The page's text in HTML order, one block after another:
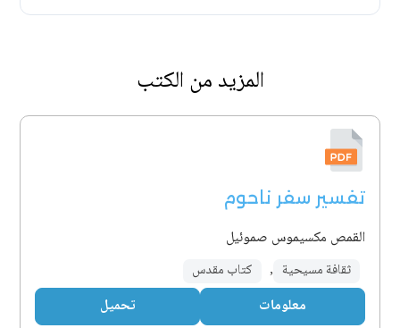
المزيد من الكتب
تفسير سفر ناحوم
القمص مكسيموس صموئيل
ثقافة مسيحية , كتاب مقدس
معلومات تحميل